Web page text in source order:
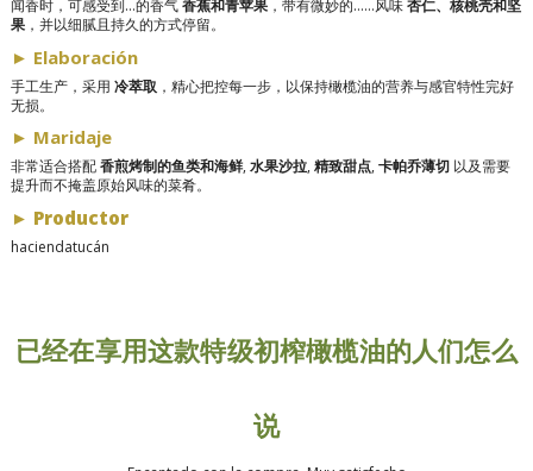
闻香时，可感受到…的香气香蕉和青苹果 ，带有微妙的……风味杏仁、核桃壳和坚
果 ，并以细腻且持久的方式停留。
► Elaboración
手工生产，采用 冷萃取 ，精心把控每一步，以保持橄榄油的营养与感官特性完好
无损。
► Maridaje
非常适合搭配香煎烤制的鱼类和海鲜, 水果沙拉, 精致甜点, 卡帕乔薄切 以及需要
提升而不掩盖原始风味的菜肴。
► Productor
haciendatucán
已经在享用这款特级初榨橄榄油的人们怎么
说